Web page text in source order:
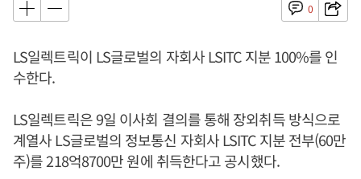
0
LS일렉트릭이 LS글로벌의 자회사 LSITC 지분 100%를 인
수한다.
LS일렉트릭은 9일 이사회 결의를 통해 장외취득 방식으로
계열사 LS글로벌의 정보통신 자회사 LSITC 지분 전부(60만
주)를 218억8700만 원에 취득한다고 공시했다.